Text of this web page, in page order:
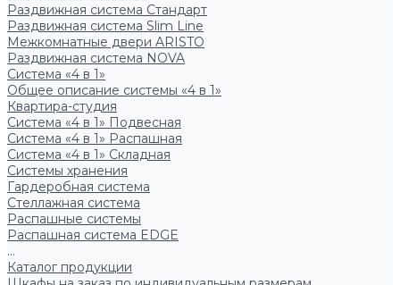
Раздвижная система Стандарт
Раздвижная система Slim Line
Межкомнатные двери ARISTO
Раздвижная система NOVA
Система «4 в 1»
Общее описание системы «4 в 1»
Квартира-студия
Система «4 в 1» Подвесная
Система «4 в 1» Распашная
Система «4 в 1» Складная
Системы хранения
Гардеробная система
Стеллажная система
Распашные системы
Распашная система EDGE
...
Каталог продукции